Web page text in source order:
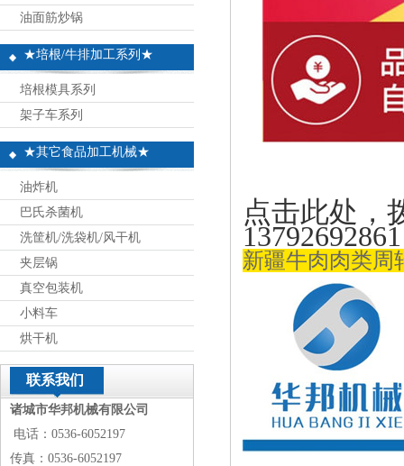
油面筋炒锅
★培根/牛排加工系列★
培根模具系列
架子车系列
★其它食品加工机械★
油炸机
巴氏杀菌机
洗筐机/洗袋机/风干机
夹层锅
真空包装机
小料车
烘干机
联系我们
诸城市华邦机械有限公司
电话：0536-6052197
传真：0536-6052197
点击此处，
新疆牛肉肉类周